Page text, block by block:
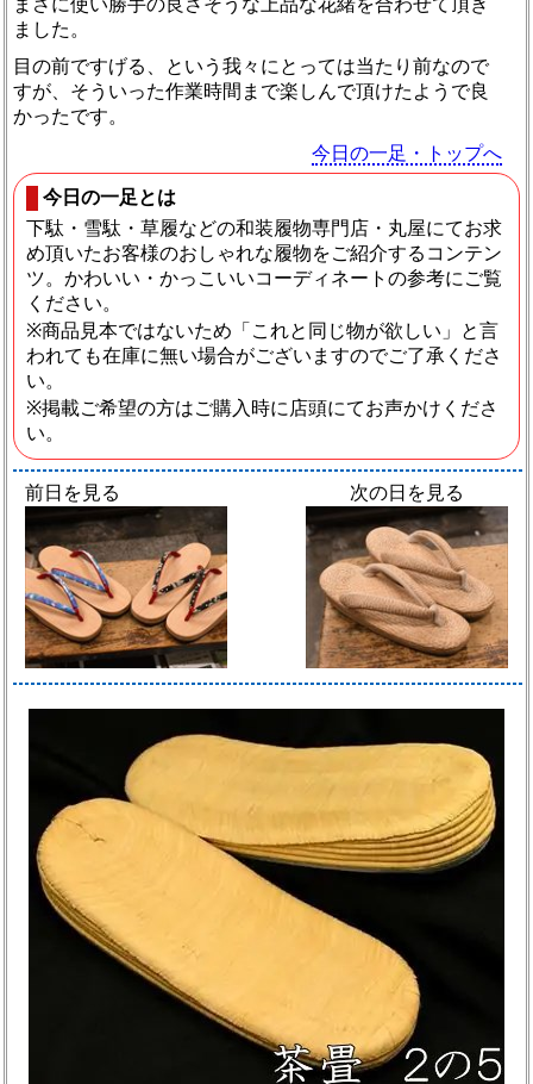
まさに使い勝手の良さそうな上品な花緒を合わせて頂き
ました。
目の前ですげる、という我々にとっては当たり前なので
すが、そういった作業時間まで楽しんで頂けたようで良
かったです。
今日の一足・トップへ
今日の一足とは
下駄・雪駄・草履などの和装履物専門店・丸屋にてお求
め頂いたお客様のおしゃれな履物をご紹介するコンテン
ツ。かわいい・かっこいいコーディネートの参考にご覧
ください。
※商品見本ではないため「これと同じ物が欲しい」と言
われても在庫に無い場合がございますのでご了承くださ
い。
※掲載ご希望の方はご購入時に店頭にてお声かけくださ
い。
前日を見る 次の日を見る